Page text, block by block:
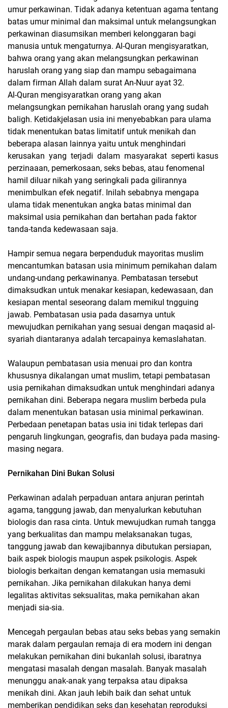
umur perkawinan. Tidak adanya ketentuan agama tentang
batas umur minimal dan maksimal untuk melangsungkan
perkawinan diasumsikan memberi kelonggaran bagi
manusia untuk mengaturnya. Al-Quran mengisyaratkan,
bahwa orang yang akan melangsungkan perkawinan
haruslah orang yang siap dan mampu sebagaimana
dalam firman Allah dalam surat An-Nuur ayat 32.
Al-Quran mengisyaratkan orang yang akan
melangsungkan pernikahan haruslah orang yang sudah
baligh. Ketidakjelasan usia ini menyebabkan para ulama
tidak menentukan batas limitatif untuk menikah dan
beberapa alasan lainnya yaitu untuk menghindari
kerusakan yang terjadi dalam masyarakat seperti kasus
perzinaaan, pemerkosaan, seks bebas, atau fenomenal
hamil diluar nikah yang seringkali pada gilirannya
menimbulkan efek negatif. Inilah sebabnya mengapa
ulama tidak menentukan angka batas minimal dan
maksimal usia pernikahan dan bertahan pada faktor
tanda-tanda kedewasaan saja.
Hampir semua negara berpenduduk mayoritas muslim
mencantumkan batasan usia minimum pernikahan dalam
undang-undang perkawinanya. Pembatasan tersebut
dimaksudkan untuk menakar kesiapan, kedewasaan, dan
kesiapan mental seseorang dalam memikul tngguing
jawab. Pembatasan usia pada dasarnya untuk
mewujudkan pernikahan yang sesuai dengan maqasid al-
syariah diantaranya adalah tercapainya kemaslahatan.
Walaupun pembatasan usia menuai pro dan kontra
khususnya dikalangan umat muslim, tetapi pembatasan
usia pernikahan dimaksudkan untuk menghindari adanya
pernikahan dini. Beberapa negara muslim berbeda pula
dalam menentukan batasan usia minimal perkawinan.
Perbedaan penetapan batas usia ini tidak terlepas dari
pengaruh lingkungan, geografis, dan budaya pada masing-
masing negara.
Pernikahan Dini Bukan Solusi
Perkawinan adalah perpaduan antara anjuran perintah
agama, tanggung jawab, dan menyalurkan kebutuhan
biologis dan rasa cinta. Untuk mewujudkan rumah tangga
yang berkualitas dan mampu melaksanakan tugas,
tanggung jawab dan kewajibannya dibutukan persiapan,
baik aspek biologis maupun aspek psikologis. Aspek
biologis berkaitan dengan kematangan usia memasuki
pernikahan. Jika pernikahan dilakukan hanya demi
legalitas aktivitas seksualitas, maka pernikahan akan
menjadi sia-sia.
Mencegah pergaulan bebas atau seks bebas yang semakin
marak dalam pergaulan remaja di era modern ini dengan
melakukan pernikahan dini bukanlah solusi, ibaratnya
mengatasi masalah dengan masalah. Banyak masalah
menunggu anak-anak yang terpaksa atau dipaksa
menikah dini. Akan jauh lebih baik dan sehat untuk
memberikan pendidikan seks dan kesehatan reproduksi